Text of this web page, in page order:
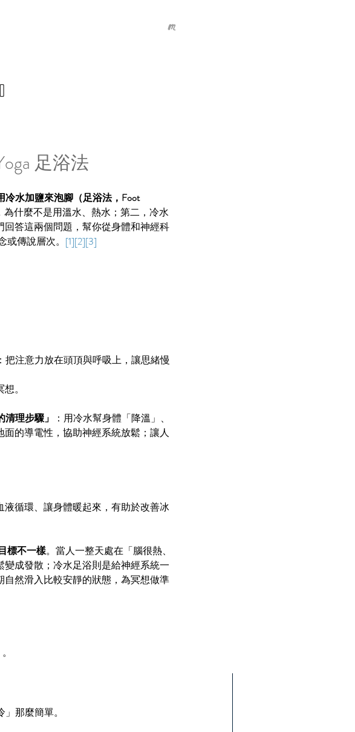
足浴法
冷水加鹽來泡腳（足浴法，Foot
什麼不是用溫水、熱水；第二，冷水
答這兩個問題，幫你從身體和神經科
傳說層次。 [1][2][3]
把注意力放在頭頂與呼吸上，讓思緒慢
。
理步驟」
：用冷水幫身體「降溫」、
的導電性，協助神經系統放鬆；讓人
循環、讓身體暖起來，有助於改善冰
標不一樣。當人一整天處在「腦很熱、
成發散；冷水足浴則是給神經系統一
自然滑入比較安靜的狀態，為冥想做準
那麼簡單。